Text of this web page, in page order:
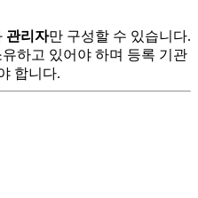
관리자만 구성할 수 있습니다.
하고 있어야 하며 등록 기관
합니다.